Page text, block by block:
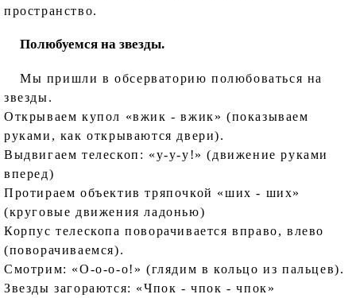
пространство.
Полюбуемся на звезды.
Мы пришли в обсерваторию полюбоваться на
звезды.
Открываем купол «вжик - вжик» (показываем
руками, как открываются двери).
Выдвигаем телескоп: «у-у-у!» (движение руками
вперед)
Протираем объектив тряпочкой «ших - ших»
(круговые движения ладонью)
Корпус телескопа поворачивается вправо, влево
(поворачиваемся).
Смотрим: «О-о-о-о!» (глядим в кольцо из пальцев).
Звезды загораются: «Чпок - чпок - чпок»